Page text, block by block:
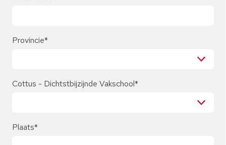
Provincie*
Cottus - Dichtstbijzijnde Vakschool*
Plaats*